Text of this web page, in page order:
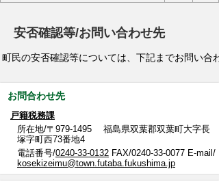
安否確認等/お問い合わせ先
町民の安否確認等については、下記までお問い合
お問合わせ先
戸籍税務課
所在地/〒979-1495 福島県双葉郡双葉町大字長
塚字町西73番地4
電話番号/0240-33-0132 FAX/0240-33-0077 E-mail/
kosekizeimu@town.futaba.fukushima.jp